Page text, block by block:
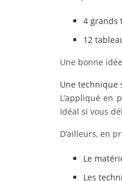
4 grands
12
Une bonne
Une technique
L’appliqué en
Idéal si vous
D’ailleurs, en
Le
Les